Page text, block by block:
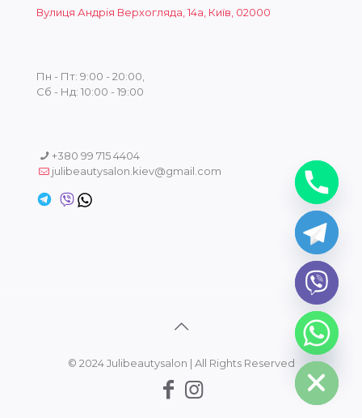
Вулиця Андрія Верхогляда, 14а, Київ, 02000
Пн - Пт: 9:00 - 20:00,
Сб - Нд: 10:00 - 19:00
+380 99 715 4404
julibeautysalon.kiev@gmail.com
© 2024 Julibeautysalon | All Rights Reserved
Hide
chaty